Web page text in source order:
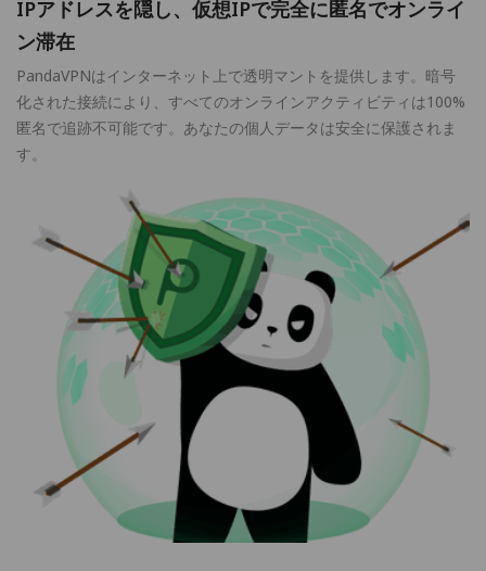
IPアドレスを隠し、仮想IPで完全に匿名でオンライ
ン滞在
PandaVPNはインターネット上で透明マントを提供します。暗号
化された接続により、すべてのオンラインアクティビティは100%
匿名で追跡不可能です。あなたの個人データは安全に保護されま
す。